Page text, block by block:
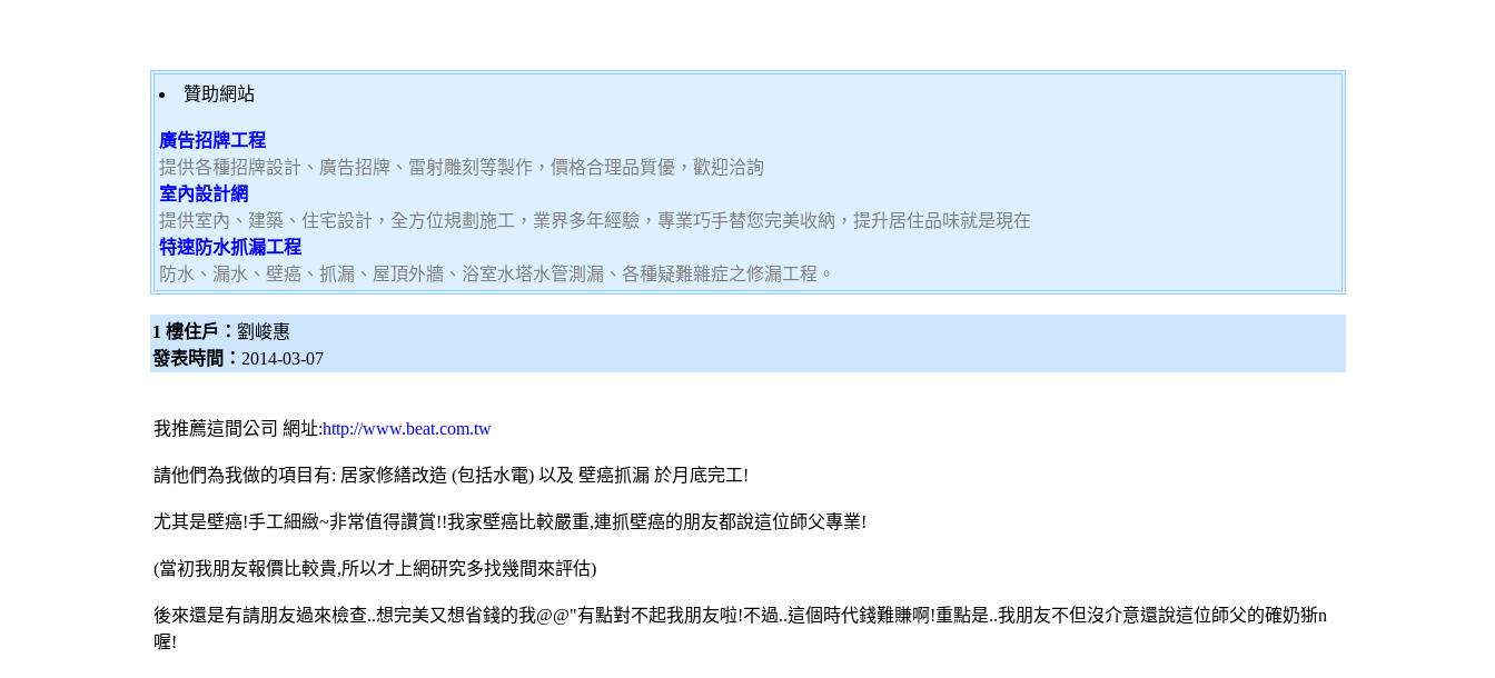
贊助網站
廣告招牌工程
提供各種招牌設計、廣告招牌、雷射雕刻等製作，價格合理品質優，歡迎洽詢
室內設計網
提供室內、建築、住宅設計，全方位規劃施工，業界多年經驗，專業巧手替您完美收納，提升居住品味就是現在
特速防水抓漏工程
防水、漏水、壁癌、抓漏、屋頂外牆、浴室水塔水管測漏、各種疑難雜症之修漏工程。
1 樓住戶： 劉峻惠
發表時間： 2014-03-07
我推薦這間公司 網址:http://www.beat.com.tw
請他們為我做的項目有: 居家修繕改造 (包括水電) 以及 壁癌抓漏 於月底完工!
尤其是壁癌!手工細緻~非常值得讚賞!!我家壁癌比較嚴重,連抓壁癌的朋友都說這位師父專業!
(當初我朋友報價比較貴,所以才上網研究多找幾間來評估)
後來還是有請朋友過來檢查..想完美又想省錢的我@@"有點對不起我朋友啦!不過..這個時代錢難賺啊!重點是..我朋友不但沒介意還說這位師父的確奶狾n
喔!